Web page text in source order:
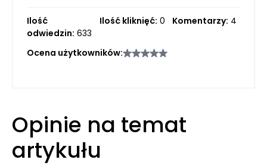
Ilość
odwiedzin: 633
Ilość kliknięć: 0 Komentarzy: 4
Ocena użytkowników:
Opinie na temat
artykułu